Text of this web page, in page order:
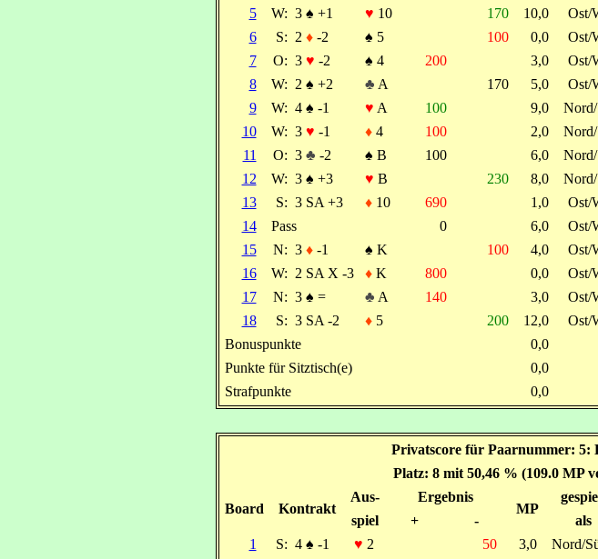
5
W: 3 ♠ +1 ♥ 10 170 10,0 Ost/
6
S: 2 ♦-2 ♠ 5 100 0,0 Ost/
7
O: 3 ♥ -2 ♠ 4 200 3,0 Ost/
8
W: 2 ♠ +2 ♣ A 170 5,0 Ost/
9
W: 4 ♠ -1 ♥ A 100 9,0
10
W: 3 ♥ -1 ♦4 100 2,0
11
O: 3 ♣ -2 ♠ B 100 6,0
12
W: 3 ♠ +3 ♥ B 230 8,0
13
S: 3 SA +3 ♦10 690 1,0 Ost/
14
Pass 0 6,0 Ost/
15
N: 3 ♦-1 ♠ K 100 4,0 Ost/
16
W: 2 SA X -3 ♦K 800 0,0 Ost/
17
N: 3 ♠ = ♣ A 140 3,0 Ost/
18
S: 3 SA -2 ♦5 200 12,0 Ost/
Bonuspunkte
0,0
Punkte für Sitztisch(e)
0,0
Strafpunkte
0,0
Privatscore für Paarnummer: 5:
Platz: 8 mit 50,46 % (109.0 MP
Board Kontrakt
Aus- Ergebnis
MP
spiel + - als
1
S: 4 ♠ -1 ♥ 2 50 3,0 Nord/